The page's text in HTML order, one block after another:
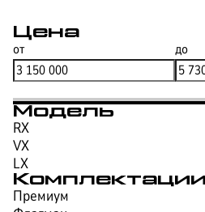
Цена
от до
Модель
RX
VX
LX
Комплектации
Премиум